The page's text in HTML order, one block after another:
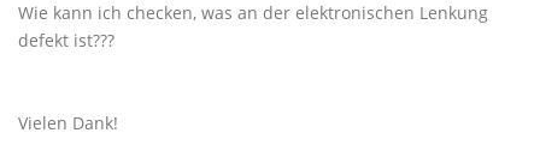
Wie kann ich checken, was an der elektronischen Lenkung
defekt ist???
Vielen Dank!